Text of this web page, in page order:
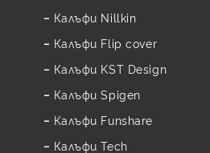
Калъфи Nillkin
Калъфи Flip cover
Калъфи KST Design
Калъфи Spigen
Калъфи Funshare
Калъфи Tech